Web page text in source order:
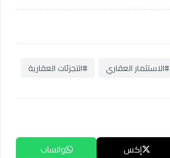
#الاستثمار العقاري #التجزئات العقارية
إكس واتساب